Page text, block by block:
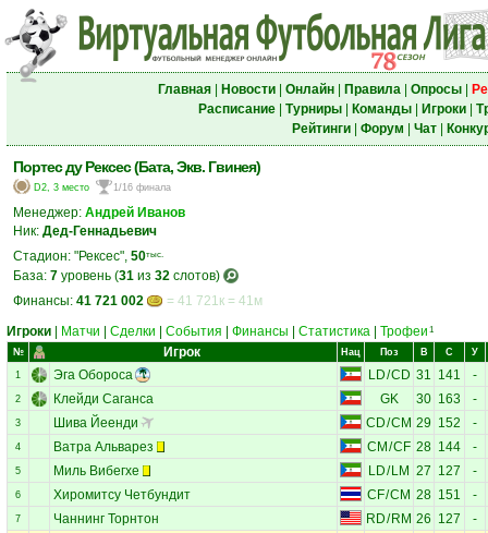
Главная| Новости| Онлайн| Правила| Опросы|
Расписание| Турниры| Команды| Игроки|
Рейтинги| Форум Чат|
Портес ду Рексес (Бата, Экв. Гвинея)
D2, 3 место 1/16 финала
Менеджер: Андрей Иванов
Ник: Дед-Геннадьевич
Стадион: "Рексес", 50тыс.
База: 7 уровень (31 из 32 слотов)
Финансы: 41 721 002
= 41 721к = 41м
Игроки
Матчи Сделки События Финансы Статистика Трофеи 1
№ Игрок Нац Поз В С У
1 Эга Обороса LD/CD 31 141 -
2 Клейди Саганса GK 30 163 -
3 Шива Йеенди CD/CM 29 152 -
4 Ватра Альварез CM /CF 28 144 -
5 Миль Вибегхе LD/ LM 27 127 -
6 Хиромитсу Четбундит CF/CM 28 151 -
7 Чаннинг Торнтон RD/ RM 26 127 -